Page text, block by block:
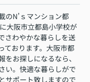
のN’ｓマンション都
大阪市立都島小学校が
さわやかな暮らしを送
ております。大阪市都
をお探しになるなら、
い。快適な暮らしがで
サポート致しますので